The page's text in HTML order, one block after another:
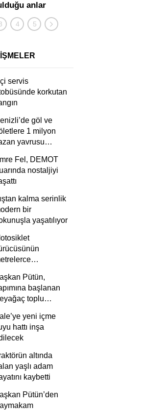
anlar
servis
korkutan
göl ve
1 milyon
yavrusu
Fel, DEMOT
nostaljiyi
kalma serinlik
bir
yaşatılıyor
Pütün,
başlanan
toplu
yeni içme
hattı inşa
altında
yaşlı adam
kaybetti
Pütün’den